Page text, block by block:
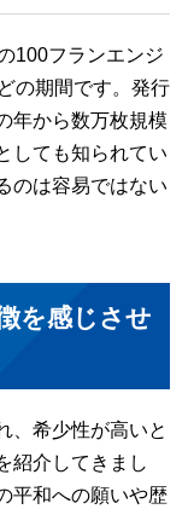
100フランエンジ
の期間です。発行
年から数万枚規模
しても知られてい
のは容易ではない
を感じさせ
、希少性が高いと
紹介してきまし
平和への願いや歴